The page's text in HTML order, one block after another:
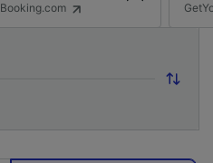
Booking.com